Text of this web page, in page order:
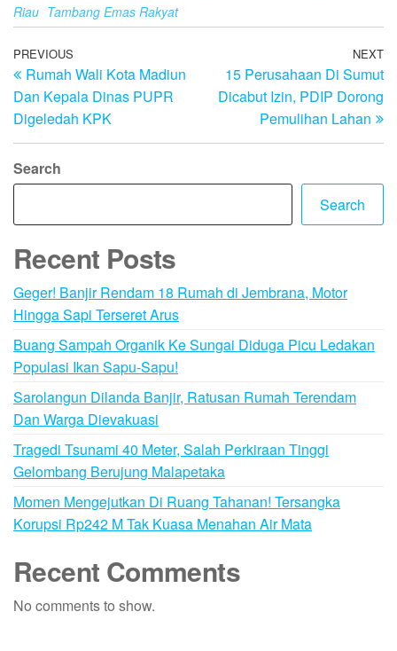
Riau Tambang Emas Rakyat
Post
navigation
Previous
Post
PREVIOUS
Rumah Wali Kota Madiun
Dan Kepala Dinas PUPR
Digeledah KPK
NEXT
15 Perusahaan Di Sumut
Dicabut Izin, PDIP Dorong
Pemulihan Lahan
Search
Search
Recent Posts
Geger! Banjir Rendam 18 Rumah di Jembrana, Motor
Hingga Sapi Terseret Arus
Buang Sampah Organik Ke Sungai Diduga Picu Ledakan
Populasi Ikan Sapu-Sapu!
Sarolangun Dilanda Banjir, Ratusan Rumah Terendam
Dan Warga Dievakuasi
Tragedi Tsunami 40 Meter, Salah Perkiraan Tinggi
Gelombang Berujung Malapetaka
Momen Mengejutkan Di Ruang Tahanan! Tersangka
Korupsi Rp242 M Tak Kuasa Menahan Air Mata
Recent Comments
No comments to show.